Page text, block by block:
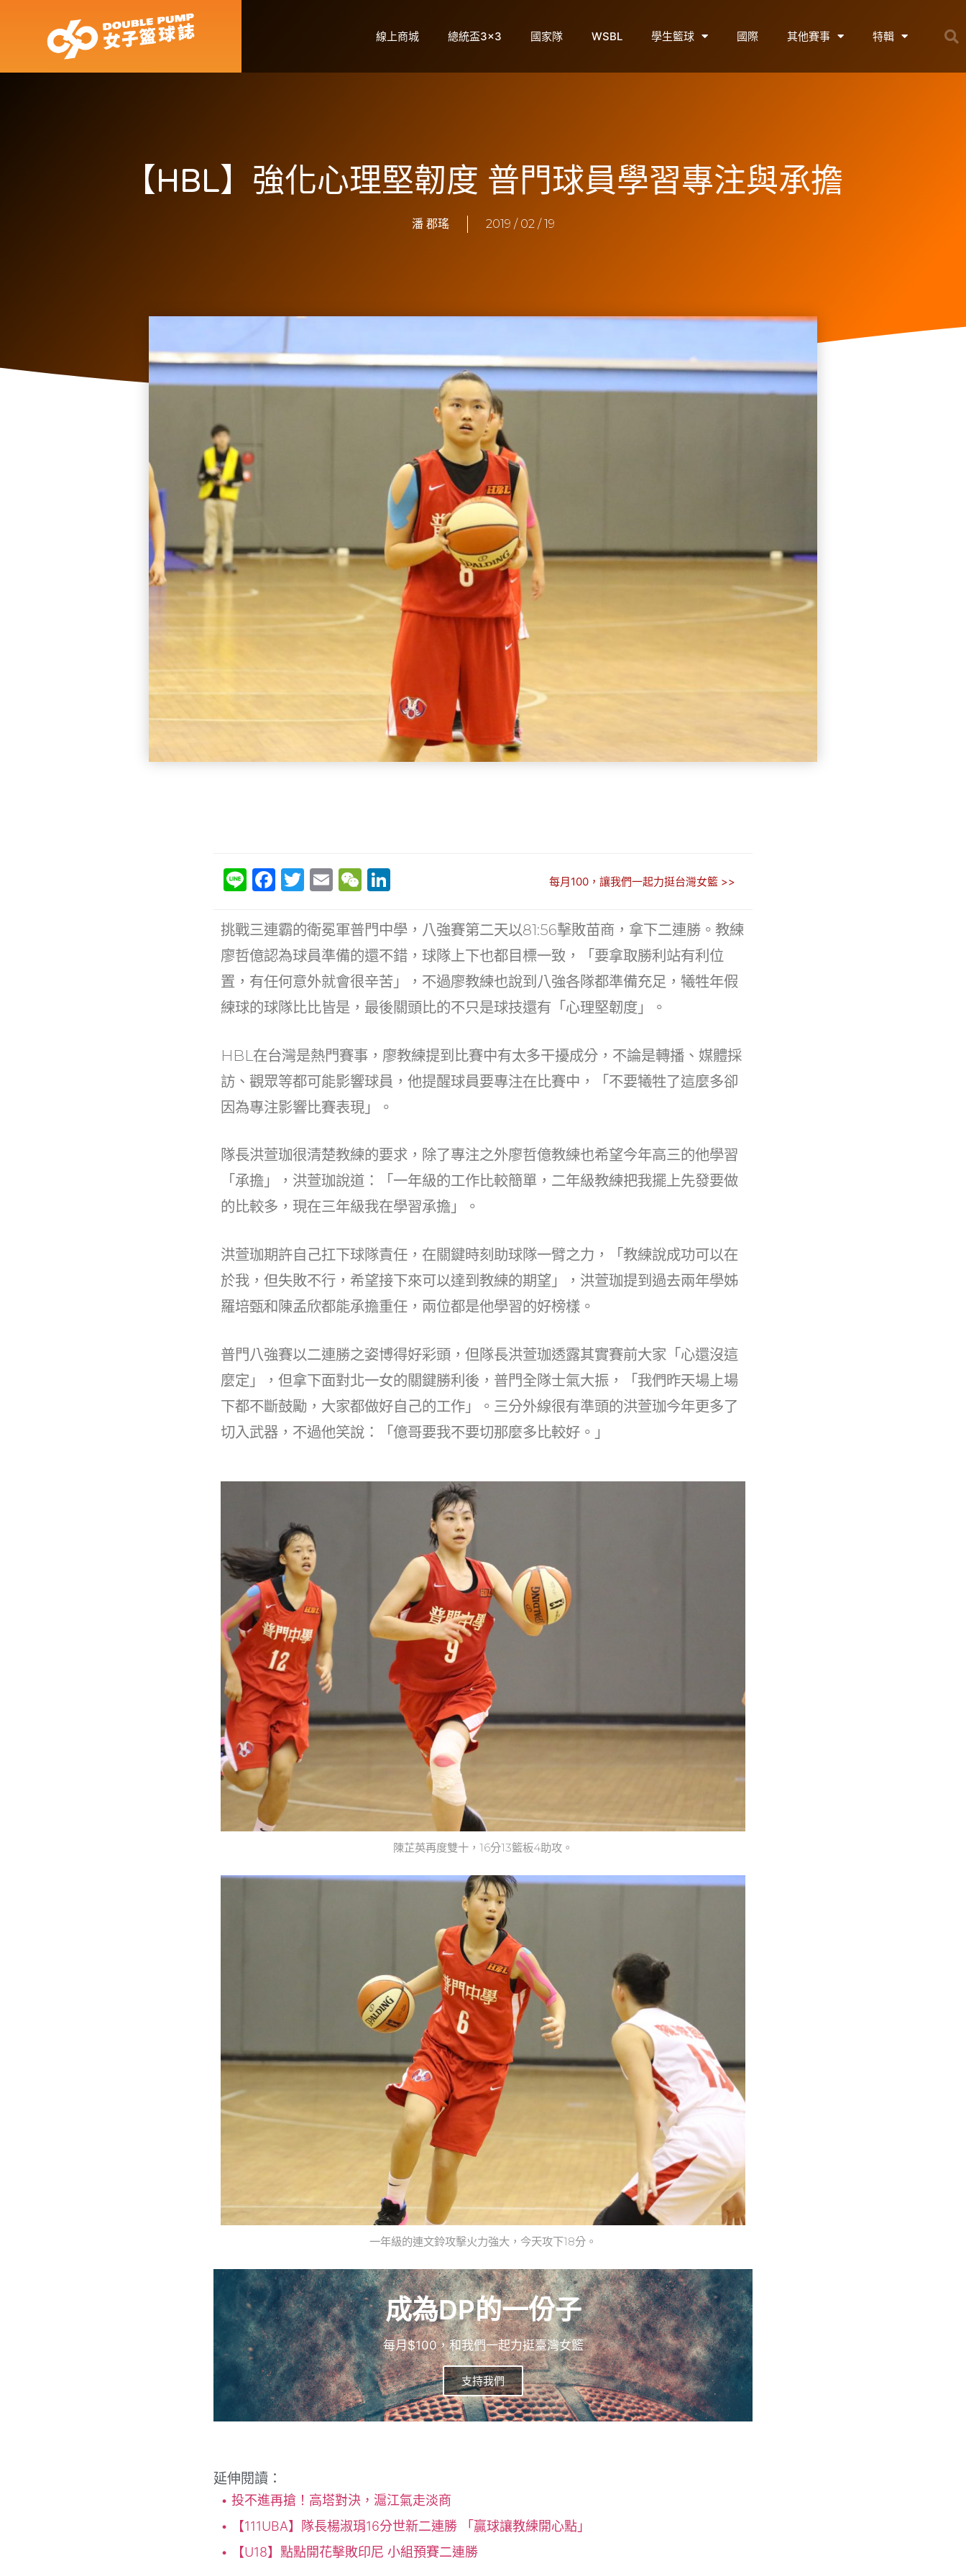
線上商城 總統盃3×3 國家隊 WSBL 學生籃球 國際 其他賽事 特輯
【HBL】強化心理堅韌度 普門球員學習專注與承擔
潘 郡瑤 2019 / 02 / 19
Li
e
F
c
e
b
o
o
k
T
itt
er
E
ai
l
W
C
h
at
k
e
dI
n
每月100，讓我們一起力挺台灣女籃 >>
挑戰三連霸的衛冕軍普門中學，八強賽第二天以81:56擊敗苗商，拿下二連勝。教練
廖哲億認為球員準備的還不錯，球隊上下也都目標一致，「要拿取勝利站有利位
置，有任何意外就會很辛苦」，不過廖教練也說到八強各隊都準備充足，犧牲年假
練球的球隊比比皆是，最後關頭比的不只是球技還有「心理堅韌度」。
HBL在台灣是熱門賽事，廖教練提到比賽中有太多干擾成分，不論是轉播、媒體採
訪、觀眾等都可能影響球員，他提醒球員要專注在比賽中，「不要犧牲了這麼多卻
因為專注影響比賽表現」。
隊長洪萱珈很清楚教練的要求，除了專注之外廖哲億教練也希望今年高三的他學習
「承擔」，洪萱珈說道：「一年級的工作比較簡單，二年級教練把我擺上先發要做
的比較多，現在三年級我在學習承擔」。
洪萱珈期許自己扛下球隊責任，在關鍵時刻助球隊一臂之力，「教練說成功可以在
於我，但失敗不行，希望接下來可以達到教練的期望」，洪萱珈提到過去兩年學姊
羅培甄和陳孟欣都能承擔重任，兩位都是他學習的好榜樣。
普門八強賽以二連勝之姿博得好彩頭，但隊長洪萱珈透露其實賽前大家「心還沒這
麼定」，但拿下面對北一女的關鍵勝利後，普門全隊士氣大振，「我們昨天場上場
下都不斷鼓勵，大家都做好自己的工作」。三分外線很有準頭的洪萱珈今年更多了
切入武器，不過他笑說：「億哥要我不要切那麼多比較好。」
陳芷英再度雙十，16分13籃板4助攻。
一年級的連文鈴攻擊火力強大，今天攻下18分。
成為DP的一份子
每月$100，和我們一起力挺臺灣女籃
支持我們
延伸閱讀：
投不進再搶！高塔對決，滬江氣走淡商
【111UBA】隊長楊淑琄16分世新二連勝 「贏球讓教練開心點」
【U18】點點開花擊敗印尼 小組預賽二連勝